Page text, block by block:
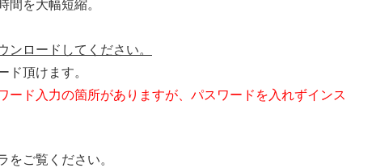
間を大幅短縮。
ロードしてください。
ド頂けます。
ード入力の箇所がありますが、パスワードを入れずインス
をご覧ください。